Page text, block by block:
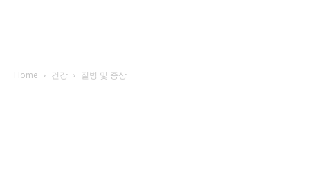
Home 건강 질병 및 증상